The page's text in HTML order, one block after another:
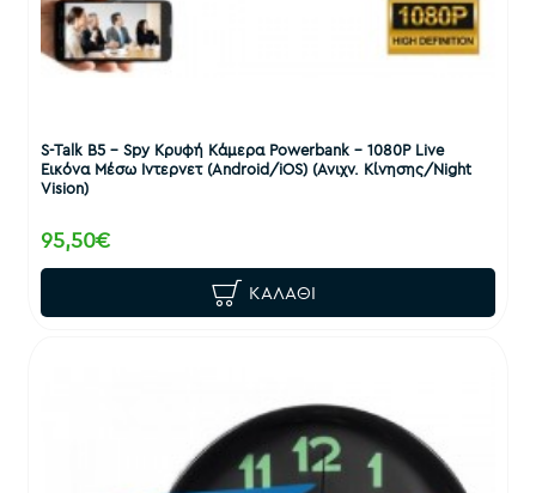
S-Talk B5 - Spy Κρυφή Κάμερα Powerbank - 1080P Live
Εικόνα Μέσω Ιντερνετ (Android/iOS) (Ανιχν. Κίνησης/Night
Vision)
95,50€
ΚΑΛΆΘΙ